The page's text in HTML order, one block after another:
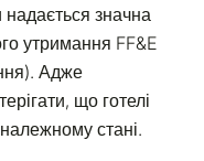
значна
утримання FF&E
Адже
що готелі
стані.